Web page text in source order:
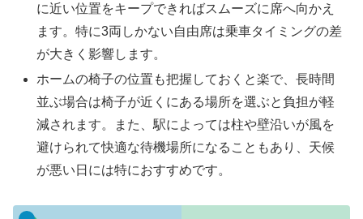
に近い位置をキープできればスムーズに席へ向かえ
ます。特に3両しかない自由席は乗車タイミングの差
が大きく影響します。
ホームの椅子の位置も把握しておくと楽で、長時間
並ぶ場合は椅子が近くにある場所を選ぶと負担が軽
減されます。また、駅によっては柱や壁沿いが風を
避けられて快適な待機場所になることもあり、天候
が悪い日には特におすすめです。